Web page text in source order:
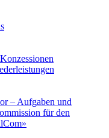
– Aufgaben und
für den